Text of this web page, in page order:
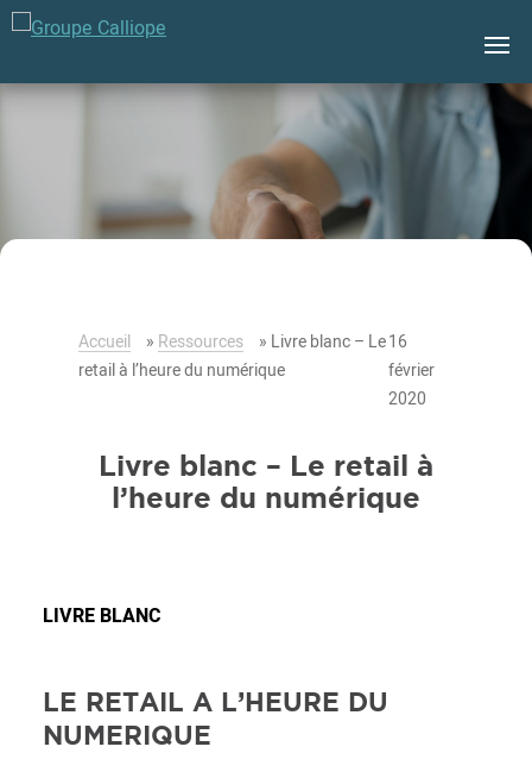
Groupe
Accueil » Ressources » Livre blanc – Le
retail à l’heure du numérique
16
février
2020
Livre blanc – Le retail à
l’heure du numérique
LIVRE BLANC
LE RETAIL A L’HEURE DU
NUMERIQUE